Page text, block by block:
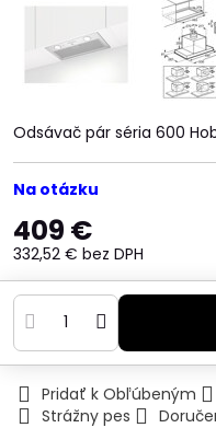
Odsávač pár séria 600
Na otázku
409 €
332,52 € bez DPH
Pridať k Obľúbeným
Strážny pes